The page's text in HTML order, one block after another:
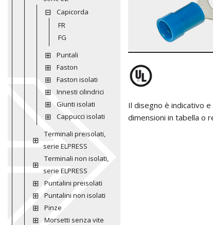
Capicorda
FR
FG
Puntali
Faston
Faston isolati
Innesti cilindrici
Giunti isolati
Cappucci isolati
Terminali preisolati,
serie ELPRESS
Terminali non isolati,
serie ELPRESS
Puntalini preisolati
Puntalini non isolati
Pinze
Morsetti senza vite
Il disegno è indicativo
dimensioni in tabella o